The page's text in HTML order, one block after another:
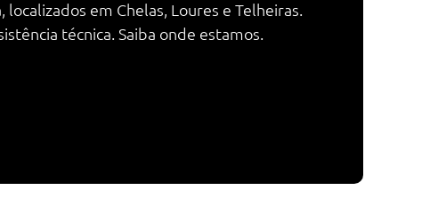
em Chelas, Loures e Telheiras.
técnica. Saiba onde estamos.